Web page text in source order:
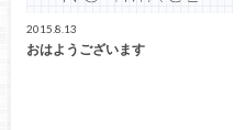
2015.8.13
おはようございます